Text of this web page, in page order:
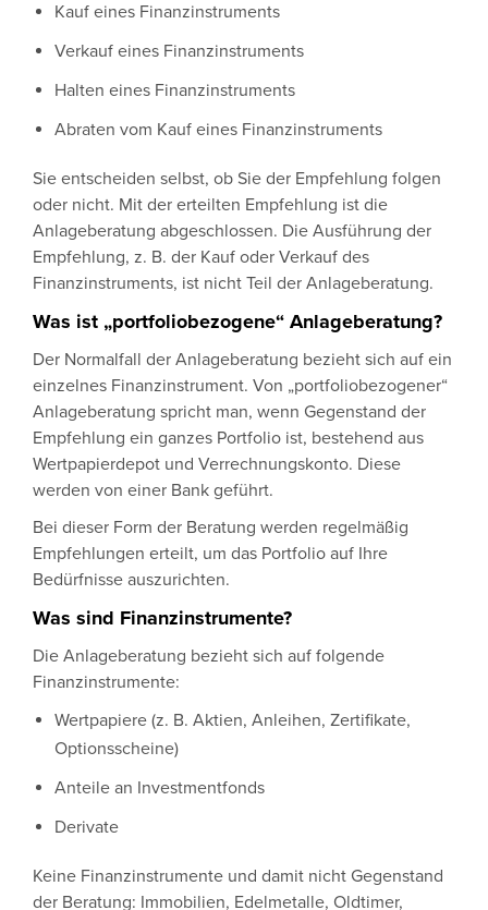
Kauf eines Finanzinstruments
Verkauf eines Finanzinstruments
Halten eines Finanzinstruments
Abraten vom Kauf eines Finanzinstruments
Sie entscheiden selbst, ob Sie der Empfehlung folgen
oder nicht. Mit der erteilten Empfehlung ist die
Anlageberatung abgeschlossen. Die Ausführung der
Empfehlung, z. B. der Kauf oder Verkauf des
Finanzinstruments, ist nicht Teil der Anlageberatung.
Was ist „portfoliobezogene“ Anlageberatung?
Der Normalfall der Anlageberatung bezieht sich auf ein
einzelnes Finanzinstrument. Von „portfoliobezogener“
Anlageberatung spricht man, wenn Gegenstand der
Empfehlung ein ganzes Portfolio ist, bestehend aus
Wertpapierdepot und Verrechnungskonto. Diese
werden von einer Bank geführt.
Bei dieser Form der Beratung werden regelmäßig
Empfehlungen erteilt, um das Portfolio auf Ihre
Bedürfnisse auszurichten.
Was sind Finanzinstrumente?
Die Anlageberatung bezieht sich auf folgende
Finanzinstrumente:
Wertpapiere (z. B. Aktien, Anleihen, Zertifikate,
Optionsscheine)
Anteile an Investmentfonds
Derivate
Keine Finanzinstrumente und damit nicht Gegenstand
der Beratung: Immobilien, Edelmetalle, Oldtimer,